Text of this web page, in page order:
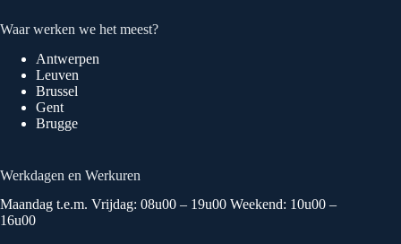
Waar werken we het meest?
Antwerpen
Leuven
Brussel
Gent
Brugge
Werkdagen en Werkuren
Maandag t.e.m. Vrijdag: 08u00 – 19u00 Weekend: 10u00 –
16u00